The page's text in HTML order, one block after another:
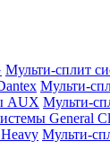
Мульти-сплит
Мульти-
AUX Мульти-
General
Мульти-